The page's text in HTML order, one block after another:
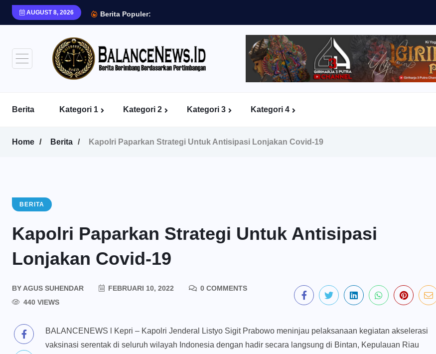
AUGUST 8, 2026 Berita Populer:
Berita Kategori 1 Kategori 2 Kategori 3 Kategori 4
Home Berita Kapolri Paparkan Strategi Untuk Antisipasi Lonjakan Covid-19
BERITA
Kapolri Paparkan Strategi Untuk Antisipasi
Lonjakan Covid-19
BY AGUS SUHENDAR FEBRUARI 10, 2022
0 COMMENTS
440 VIEWS
BALANCENEWS l Kepri – Kapolri Jenderal Listyo Sigit Prabowo meninjau pelaksanaan kegiatan akselerasi
vaksinasi serentak di seluruh wilayah Indonesia dengan hadir secara langsung di Bintan, Kepulauan Riau